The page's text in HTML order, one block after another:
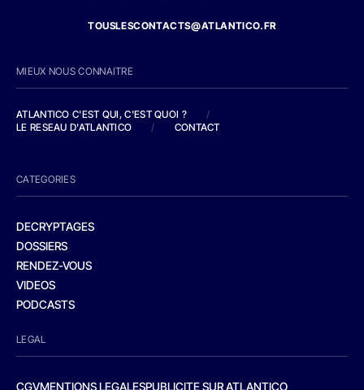
TOUSLESCONTACTS@ATLANTICO.FR
MIEUX NOUS CONNAITRE
ATLANTICO C'EST QUI, C'EST QUOI ?
/
LE RESEAU D'ATLANTICO
/ CONTACT
CATEGORIES
DECRYPTAGES
DOSSIERS
RENDEZ-VOUS
VIDEOS
PODCASTS
LEGAL
CGVMENTIONS LEGALESPUBLICITE SUR ATLANTICO